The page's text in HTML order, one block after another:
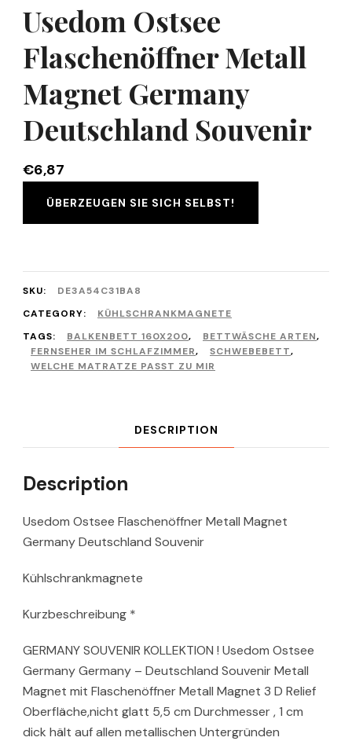
Usedom Ostsee
Flaschenöffner Metall
Magnet Germany
Deutschland Souvenir
€6,87
ÜBERZEUGEN SIE SICH SELBST!
SKU:
DE3A54C31BA8
CATEGORY:
KÜHLSCHRANKMAGNETE
TAGS:
BALKENBETT 160X200, BETTWÄSCHE ARTEN,
FERNSEHER IM SCHLAFZIMMER, SCHWEBEBETT,
WELCHE MATRATZE PASST ZU MIR
DESCRIPTION
Description
Usedom Ostsee Flaschenöffner Metall Magnet
Germany Deutschland Souvenir
Kühlschrankmagnete
Kurzbeschreibung *
GERMANY SOUVENIR KOLLEKTION ! Usedom Ostsee
Germany Germany – Deutschland Souvenir Metall
Magnet mit Flaschenöffner Metall Magnet 3 D Relief
Oberfläche,nicht glatt 5,5 cm Durchmesser , 1 cm
dick hält auf allen metallischen Untergründen